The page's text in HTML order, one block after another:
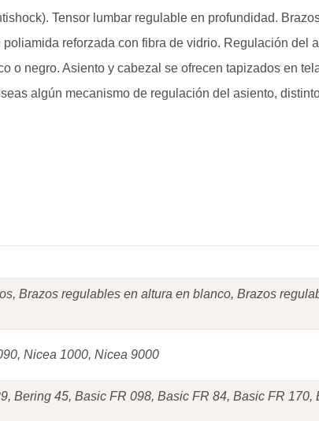
Tensor lumbar regulable en profundidad.
reforzada con fibra de vidrio. Regulación del
o negro. Asiento y cabezal se ofrecen tapizados en
algún mecanismo de regulación del asiento,
Brazos regulables en altura en blanco, Brazos
Nicea 1000, Nicea 9000
Bering 45, Basic FR 098, Basic FR 84, Basic FR 170,